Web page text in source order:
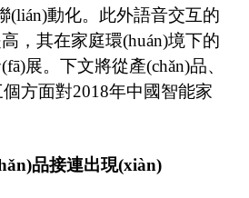
(lián)動化。此外語音交互的
，其在家庭環(huán)境下的
。下文將從產(chǎn)品、
個方面對2018年中國智能家
品接連出現(xiàn)